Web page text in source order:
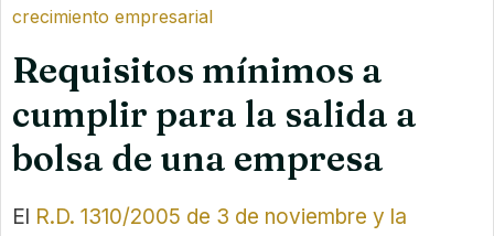
crecimiento empresarial
Requisitos mínimos a
cumplir para la salida a
bolsa de una empresa
El R.D. 1310/2005 de 3 de noviembre y la